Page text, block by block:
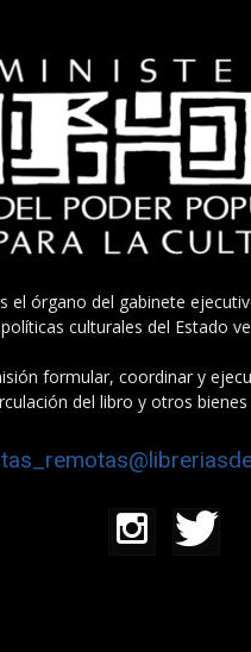
el órgano del gabinete
políticas culturales del Estado
formular, coordinar y
del libro y otros